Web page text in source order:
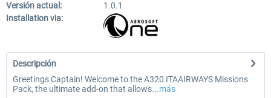
Versión actual:
1.0.1
Installation via:
Descripción
Greetings Captain! Welcome to the A320 ITAAIRWAYS Missions
Pack, the ultimate add-on that allows...más